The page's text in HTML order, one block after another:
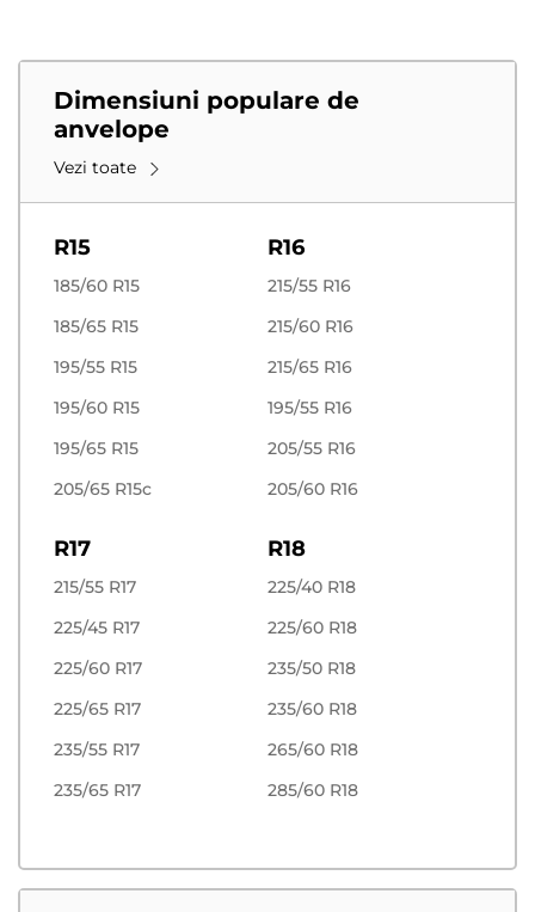
Dimensiuni populare de
anvelope
Vezi toate
R15
185/60 R15
185/65 R15
195/55 R15
195/60 R15
195/65 R15
205/65 R15c
R16
215/55 R16
215/60 R16
215/65 R16
195/55 R16
205/55 R16
205/60 R16
R17
215/55 R17
225/45 R17
225/60 R17
225/65 R17
235/55 R17
235/65 R17
R18
225/40 R18
225/60 R18
235/50 R18
235/60 R18
265/60 R18
285/60 R18